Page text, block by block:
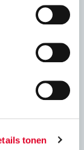
tonen